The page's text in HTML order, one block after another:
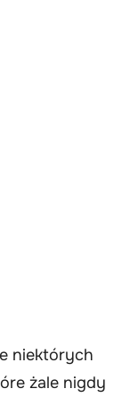
niektórych
żale nigdy